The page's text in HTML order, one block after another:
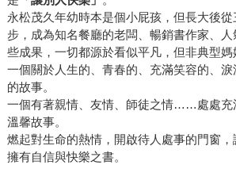
永松茂久年幼時本是個小屁孩，但長大後
步，成為知名餐廳的老闆、暢銷書作家、
些成果，一切都源於看似平凡，但非典型媽
一個關於人生的、青春的、充滿笑容的、淚
的故事。
一個有著親情、友情、師徒之情……處處充
溫馨故事。
燃起對生命的熱情，開啟待人處事的門窗
擁有自信與快樂之書。